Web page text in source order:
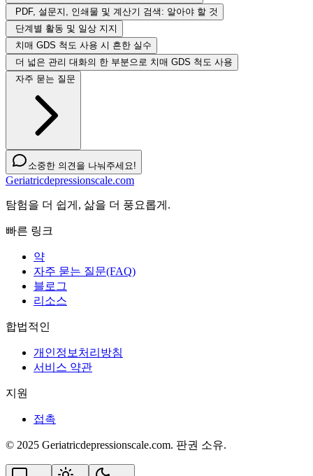
PDF, 설문지, 인쇄물 및 계산기 검색: 알아야 할 것
단계별 활동 및 일상 지지
치매 GDS 척도 사용 시 흔한 실수
더 넓은 관리 대화의 한 부분으로 치매 GDS 척도 사용
자주 묻는 질문
소중한 의견을 나눠주세요!
Geriatricdepressionscale.com
탐험을 더 쉽게, 삶을 더 풍요롭게.
빠른 링크
약
자주 묻는 질문(FAQ)
블로그
리소스
합법적인
개인정보처리방침
서비스 약관
지원
접촉
© 2025 Geriatricdepressionscale.com. 판권 소유.